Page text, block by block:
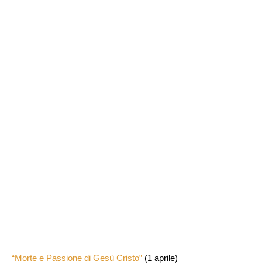
“Morte e Passione di Gesù Cristo” (1 aprile)